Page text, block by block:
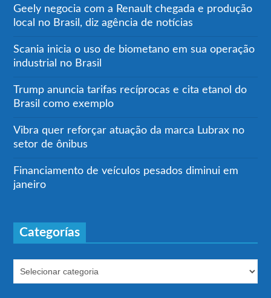
Geely negocia com a Renault chegada e produção
local no Brasil, diz agência de notícias
Scania inicia o uso de biometano em sua operação
industrial no Brasil
Trump anuncia tarifas recíprocas e cita etanol do
Brasil como exemplo
Vibra quer reforçar atuação da marca Lubrax no
setor de ônibus
Financiamento de veículos pesados diminui em
janeiro
Categorías